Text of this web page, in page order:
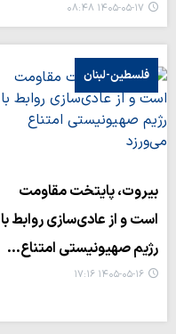
۱۴۰۵-۰۵-۱۷ ۰۸:۴۸
فلسطین-لبنان
بیروت، پایتخت مقاومت
است و از عادی‌سازی روابط با
رژیم صهیونیستی امتناع…
۱۴۰۵-۰۵-۱۶ ۱۷:۱۶